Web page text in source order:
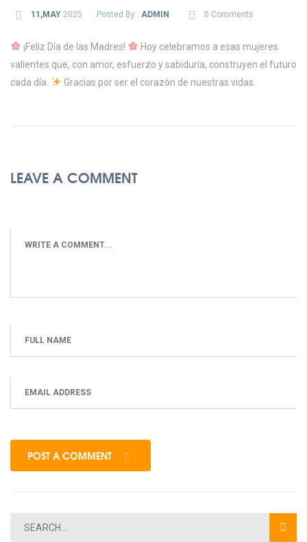
11,MAY2025 Posted By : ADMIN 0 Comments
¡Feliz Día de las Madres!
Hoy celebramos a esas mujeres
valientes que, con amor, esfuerzo y sabiduría, construyen el futuro
cada día.
Gracias por ser el corazón de nuestras vidas.
LEAVE A COMMENT
POST A COMMENT